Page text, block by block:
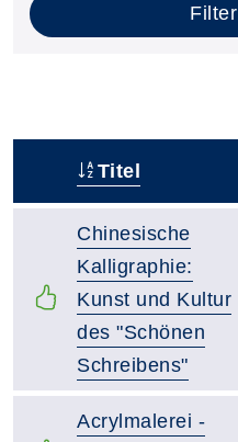
Titel
Chinesische
Kalligraphie:
Kunst und Kultur
des "Schönen
Schreibens"
Acrylmalerei -